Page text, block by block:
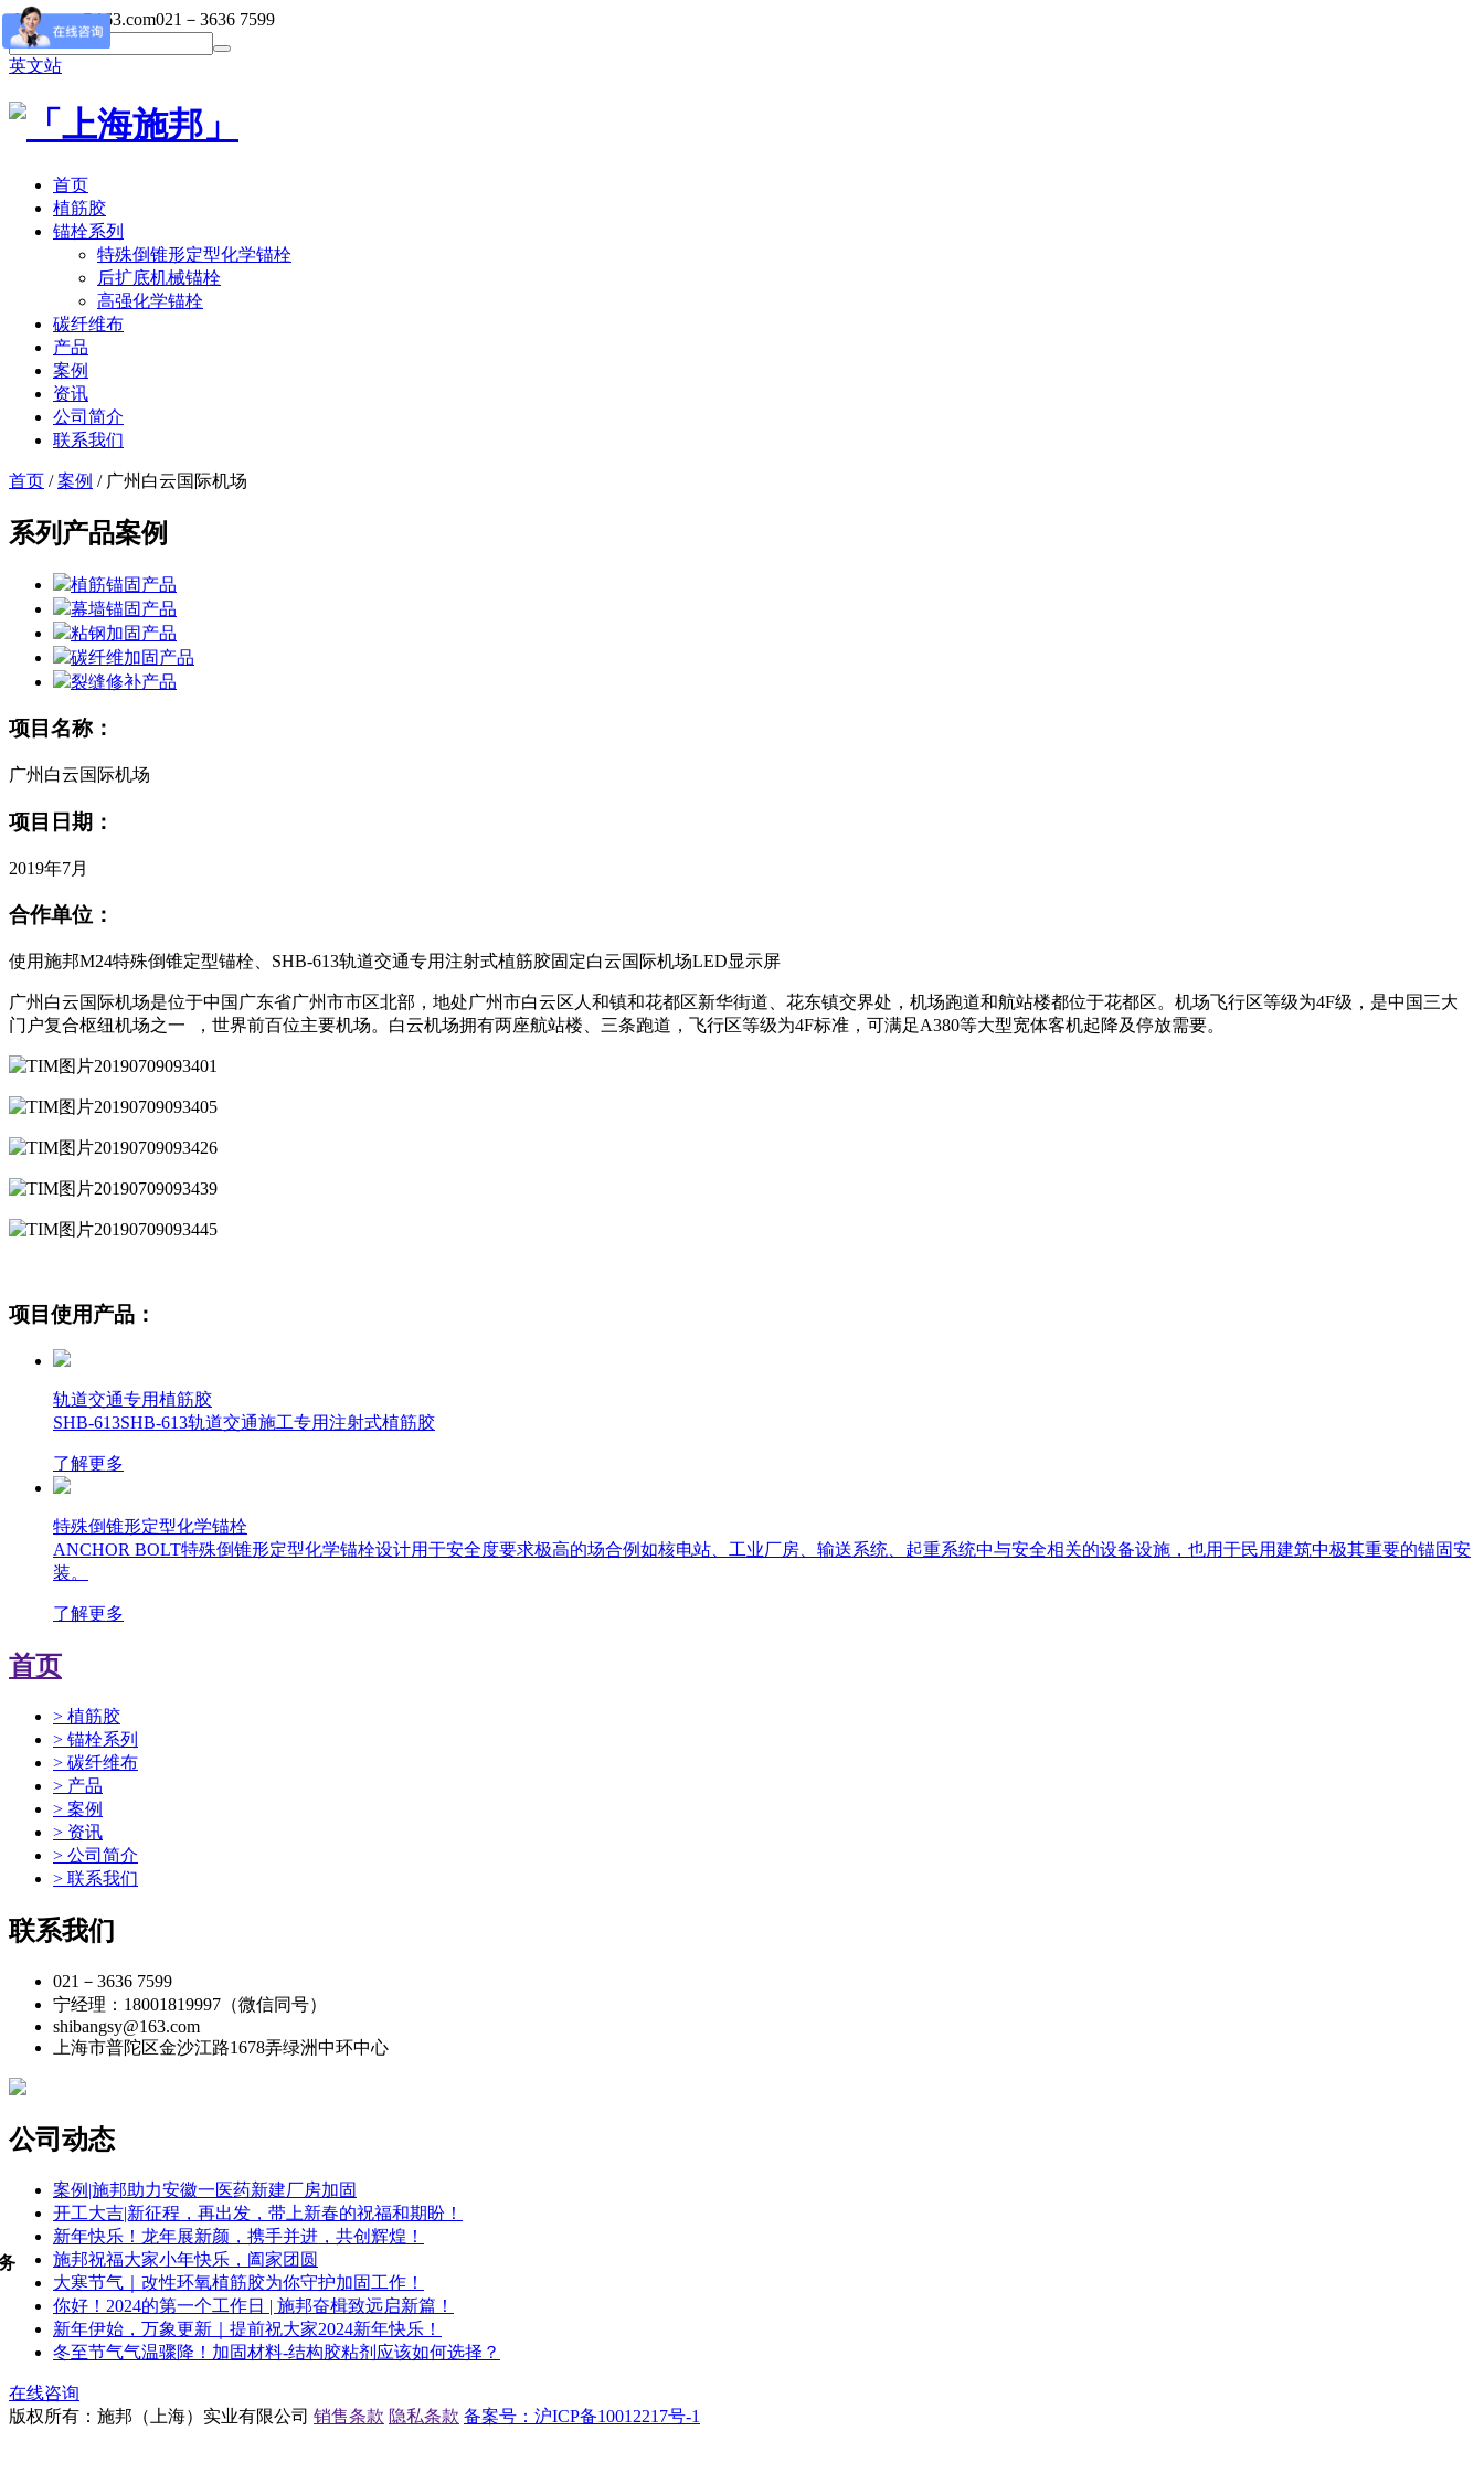
shibangsy@163.com021－3636 7599
英文站
首页
植筋胶
锚栓系列
特殊倒锥形定型化学锚栓
后扩底机械锚栓
高强化学锚栓
碳纤维布
产品
案例
资讯
公司简介
联系我们
首页 /案例 / 广州白云国际机场
系列产品案例
植筋锚固产品
幕墙锚固产品
粘钢加固产品
碳纤维加固产品
裂缝修补产品
项目名称：
广州白云国际机场
项目日期：
2019年7月
合作单位：
使用施邦M24特殊倒锥定型锚栓、SHB-613轨道交通专用注射式植筋胶固定白云国际机场LED显示屏
广州白云国际机场是位于中国广东省广州市市区北部，地处广州市白云区人和镇和花都区新华街道、花东镇交界处，机场跑道和航站楼都位于花都区。机场飞行区等级为4F级，是中国三大
门户复合枢纽机场之一 ，世界前百位主要机场。白云机场拥有两座航站楼、三条跑道，飞行区等级为4F标准，可满足A380等大型宽体客机起降及停放需要。
项目使用产品：
轨道交通专用植筋胶
SHB-613SHB-613轨道交通施工专用注射式植筋胶
了解更多
特殊倒锥形定型化学锚栓
ANCHOR BOLT特殊倒锥形定型化学锚栓设计用于安全度要求极高的场合例如核电站、工业厂房、输送系统、起重系统中与安全相关的设备设施，也用于民用建筑中极其重要的锚固安
装。
了解更多
首页
> 植筋胶
> 锚栓系列
> 碳纤维布
> 产品
> 案例
> 资讯
> 公司简介
> 联系我们
联系我们
021－3636 7599
宁经理：18001819997（微信同号）
shibangsy@163.com
上海市普陀区金沙江路1678弄绿洲中环中心
公司动态
案例|施邦助力安徽一医药新建厂房加固
开工大吉|新征程，再出发，带上新春的祝福和期盼！
新年快乐！龙年展新颜，携手并进，共创辉煌！
施邦祝福大家小年快乐，阖家团圆
大寒节气｜改性环氧植筋胶为你守护加固工作！
你好！2024的第一个工作日 | 施邦奋楫致远启新篇！
新年伊始，万象更新｜提前祝大家2024新年快乐！
冬至节气气温骤降！加固材料-结构胶粘剂应该如何选择？
在线咨询
版权所有：施邦（上海）实业有限公司 销售条款 隐私条款 备案号：沪ICP备10012217号-1